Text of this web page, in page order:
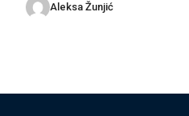
Aleksa Žunjić